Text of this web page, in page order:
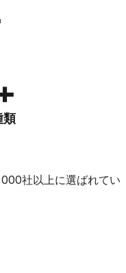
類
社以上に選ばれてい